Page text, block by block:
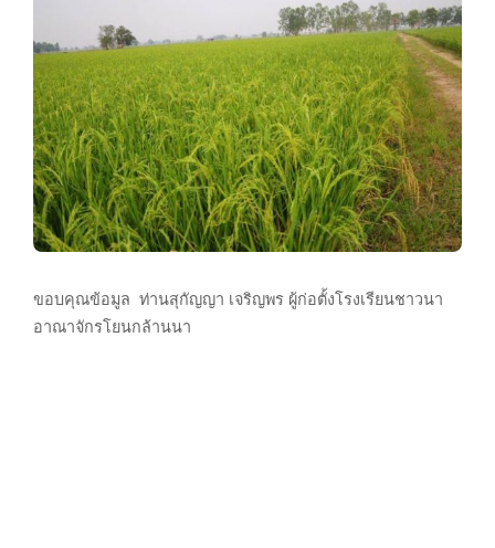
ขอบคุณข้อมูล ท่านสุกัญญา เจริญพร ผู้ก่อตั้งโรงเรียนชาวนา
อาณาจักรโยนกล้านนา